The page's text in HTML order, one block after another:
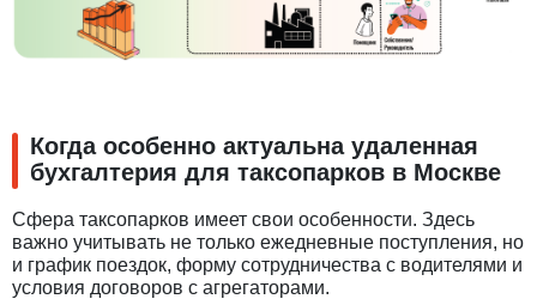
Когда особенно актуальна удаленная
бухгалтерия для таксопарков в Москве
Сфера таксопарков имеет свои особенности. Здесь
важно учитывать не только ежедневные поступления, но
и график поездок, форму сотрудничества с водителями и
условия договоров с агрегаторами.